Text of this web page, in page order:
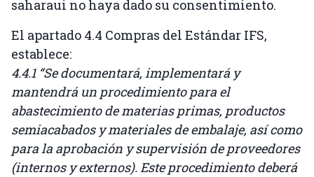
saharaui no haya dado su consentimiento.
El apartado 4.4 Compras del Estándar IFS,
establece:
4.4.1 “Se documentará, implementará y
mantendrá un procedimiento para el
abastecimiento de materias primas, productos
semiacabados y materiales de embalaje, así como
para la aprobación y supervisión de proveedores
(internos y externos). Este procedimiento deberá